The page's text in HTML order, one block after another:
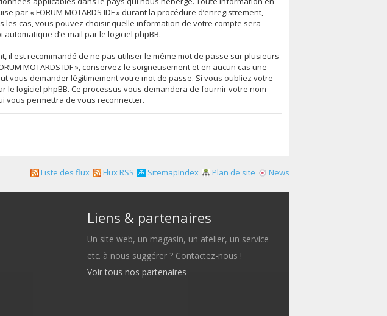
« FORUM MOTARDS IDF » durant la procédure d’enregistrement,
les cas, vous pouvez choisir quelle information de votre compte sera
d’e-mail par le logiciel phpBB.
il est recommandé de ne pas utiliser le même mot de passe sur plusieurs
MOTARDS IDF », conservez-le soigneusement et en aucun cas une
vous demander légitimement votre mot de passe. Si vous oubliez votre
le logiciel phpBB. Ce processus vous demandera de fournir votre nom
vous permettra de vous reconnecter.
News
Plan de site
SitemapIndex
Flux RSS
Liste des flux
Liens & partenaires
Un site web, un magasin, un atelier, un service
etc. à nous suggérer ? Contactez-nous !
Voir tous nos partenaires